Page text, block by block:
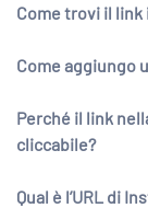
Come trovi il link
Come aggiungo
Perché il link
cliccabile?
Qual è l’URL di